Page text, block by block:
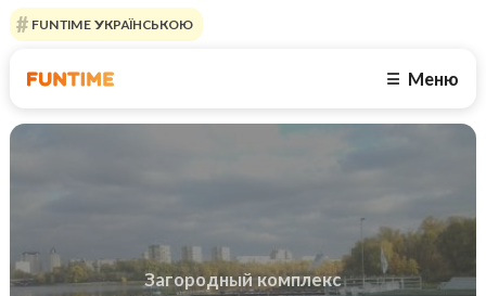
FUNTIME УКРАЇНСЬКОЮ
☰ Меню
Загородный комплекс